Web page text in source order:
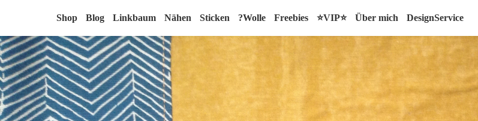
Shop Blog Linkbaum Nähen Sticken ?Wolle Freebies ⭐VIP⭐ Über mich DesignService